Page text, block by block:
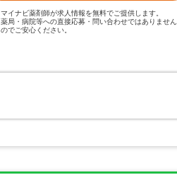
マイナビ薬剤師が求人情報を無料でご提供します。
薬局・病院等への直接応募・問い合わせではありません
のでご安心ください。